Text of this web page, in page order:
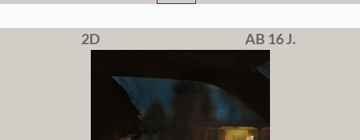
2D AB 16 J.